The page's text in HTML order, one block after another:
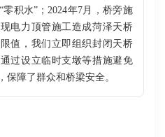
积水”；2024年7月，桥旁施
电力顶管施工造成菏泽天桥
值，我们立即组织封闭天桥
过设立临时支墩等措施避免
保障了群众和桥梁安全。